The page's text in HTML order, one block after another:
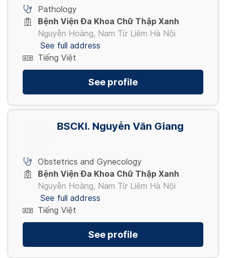
Pathology
Bệnh Viện Đa Khoa Chữ Thập Xanh
Nguyễn Hoàng, Nam Từ Liêm Hà Nội
See full address
Tiếng Việt
See profile
BSCKI. Nguyễn Văn Giang
Obstetrics and Gynecology
Bệnh Viện Đa Khoa Chữ Thập Xanh
Nguyễn Hoàng, Nam Từ Liêm Hà Nội
See full address
Tiếng Việt
See profile